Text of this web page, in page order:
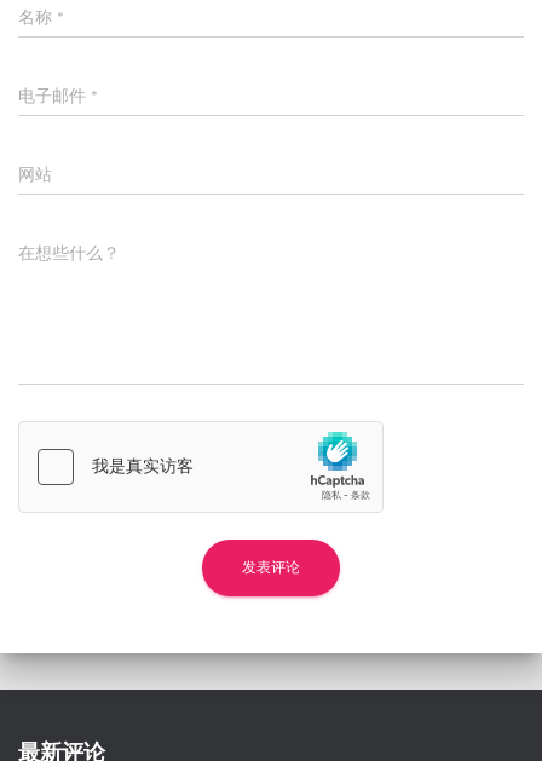
名称 *
电子邮件 *
网站
在想些什么？
最新评论